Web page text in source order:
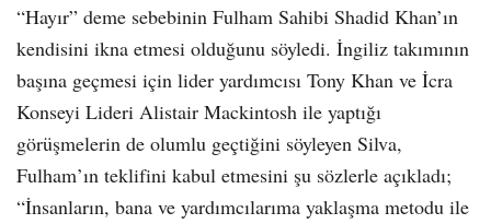
“Hayır” deme sebebinin Fulham Sahibi Shadid Khan’ın
kendisini ikna etmesi olduğunu söyledi. İngiliz takımının
başına geçmesi için lider yardımcısı Tony Khan ve İcra
Konseyi Lideri Alistair Mackintosh ile yaptığı
görüşmelerin de olumlu geçtiğini söyleyen Silva,
Fulham’ın teklifini kabul etmesini şu sözlerle açıkladı;
“İnsanların, bana ve yardımcılarıma yaklaşma metodu ile